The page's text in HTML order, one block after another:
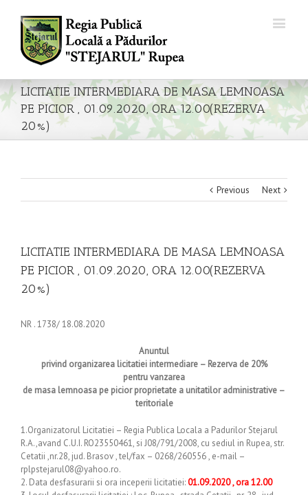
LICITATIE INTERMEDIARA DE MASA LEMNOASA
PE PICIOR , 01.09.2020, ORA 12.00(REZERVA
20%)
Previous Next
LICITATIE INTERMEDIARA DE MASA LEMNOASA
PE PICIOR , 01.09.2020, ORA 12.00(REZERVA
20%)
NR . 1738/ 18.08.2020
Anuntul
privind organizarea licitatiei intermediare – Rezerva de 20%
pentru vanzarea
de masa lemnoasa pe picior proprietate a unitatilor administrative –
teritoriale
1.Organizatorul Licitatiei – Regia Publica Locala a Padurilor Stejarul
R.A.,avand C.U.I. RO23550461, si J08/791/2008, cu sediul in Rupea, str.
Cetatii ,nr.28, jud. Brasov , tel/fax – 0268/260556 , e-mail –
rplpstejarul08@yahoo.ro.
2. Data desfasurarii si ora inceperii licitatiei:01.09.2020 , ora 12.00